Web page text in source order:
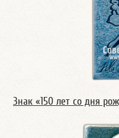
Знак «150 лет со дня